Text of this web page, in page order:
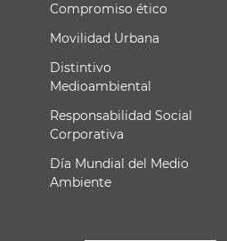
Compromiso ético
Movilidad Urbana
Distintivo
Medioambiental
Responsabilidad Social
Corporativa
Día Mundial del Medio
Ambiente